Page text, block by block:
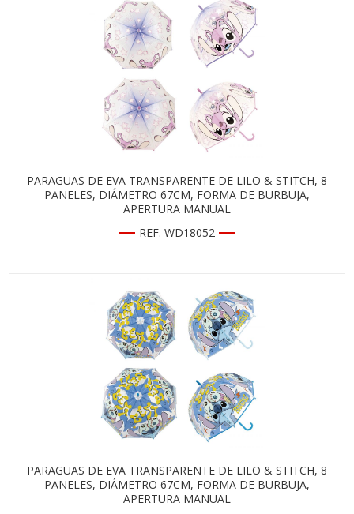
PARAGUAS DE EVA TRANSPARENTE DE LILO & STITCH, 8
PANELES, DIÁMETRO 67CM, FORMA DE BURBUJA,
APERTURA MANUAL
REF. WD18052
PARAGUAS DE EVA TRANSPARENTE DE LILO & STITCH, 8
PANELES, DIÁMETRO 67CM, FORMA DE BURBUJA,
APERTURA MANUAL